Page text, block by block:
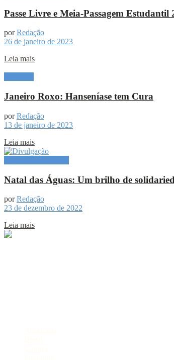
Passe Livre e Meia-Passagem Estudantil
por Redação
26 de janeiro de 2023
Leia mais
Janeiro Roxo: Hanseníase tem Cura
por Redação
13 de janeiro de 2023
Leia mais
Natal das Águas: Um brilho de
por Redação
23 de dezembro de 2022
Leia mais